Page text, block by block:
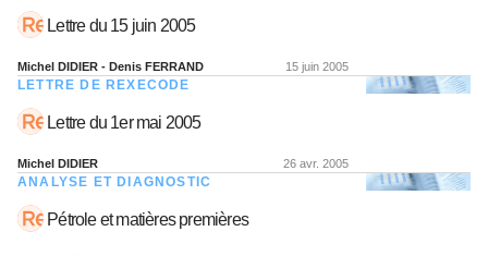
Lettre du 15 juin 2005
Michel DIDIER - Denis FERRAND 15 juin 2005
LETTRE DE REXECODE
Lettre du 1er mai 2005
Michel DIDIER 26 avr. 2005
ANALYSE ET DIAGNOSTIC
Pétrole et matières premières